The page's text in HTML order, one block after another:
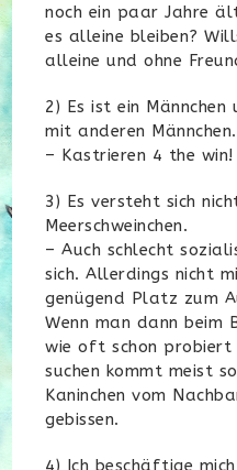
noch ein paar Jahre
es alleine bleiben?
alleine und ohne
2) Es ist ein
mit anderen Männchen.
– Kastrieren 4 the win!
3) Es versteht sich
Meerschweinchen.
– Auch schlecht
sich. Allerdings nicht
genügend Platz zum
Wenn man dann
wie oft schon probiert
suchen kommt meist
Kaninchen vom
gebissen.
4) Ich beschäftige